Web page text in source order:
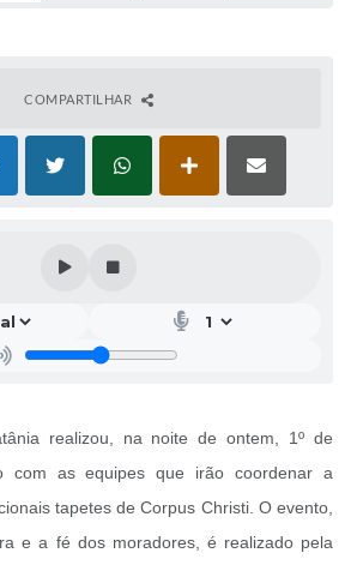
COMPARTILHAR
realizou, na noite de ontem, 1º de
com as equipes que irão coordenar a
tapetes de Corpus Christi. O evento,
e a fé dos moradores, é realizado pela